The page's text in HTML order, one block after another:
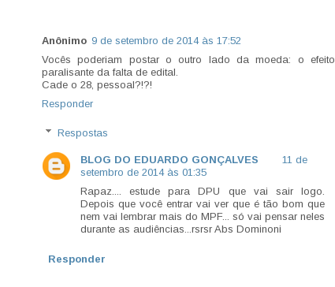
Anônimo 9 de setembro de 2014 às 17:52
Vocês poderiam postar o outro lado da moeda: o efeito
paralisante da falta de edital.
Cade o 28, pessoal?!?!
Responder
Respostas
BLOG DO EDUARDO GONÇALVES
11 de
setembro de 2014 às 01:35
Rapaz.... estude para DPU que vai sair logo.
Depois que você entrar vai ver que é tão bom que
nem vai lembrar mais do MPF... só vai pensar neles
durante as audiências...rsrsr Abs Dominoni
Responder